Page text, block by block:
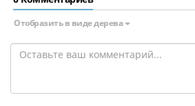
Отобразить в виде дерева